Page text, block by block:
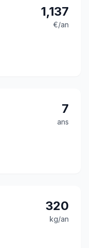
1,137
€/an
7
ans
320
kg/an